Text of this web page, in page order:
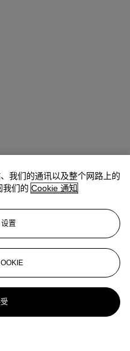
我们的通讯以及整个网路上的
我们的 Cookie 通知
置